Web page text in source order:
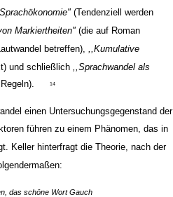
Sprachökonomie"(Tendenziell werden
Markiertheiten"(die auf Roman
betreffen),
,,Kumulative
und schließlich
,,Sprachwandel als
14
einen Untersuchungsgegenstand der
führen zu einem Phänomen, das in
Keller hinterfragt die Theorie, nach der
das schöne Wort Gauch